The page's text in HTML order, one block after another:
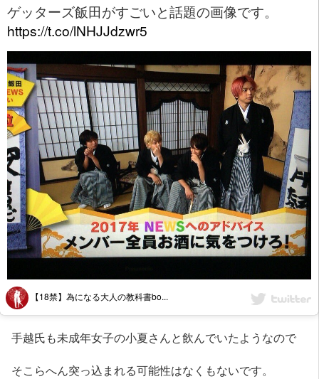
ゲッターズ飯田がすごいと話題の画像です。
https://t.co/lNHJJdzwr5
【18禁】為になる大人の教科書bo...
手越氏も未成年女子の小夏さんと飲んでいたようなので
そこらへん突っ込まれる可能性はなくもないです。